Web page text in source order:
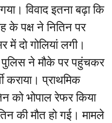
गया। विवाद इतना बढ़ा कि
के पक्ष ने नितिन पर
में दो गोलियां लगी।
पुलिस ने मौके पर पहुंचकर
कराया। प्राथमिक
को भोपाल रेफर किया
की मौत हो गई। मामले